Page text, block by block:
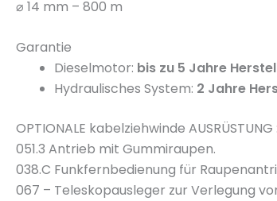
⌀ 14 mm – 800 m
Garantie
Dieselmotor: bis zu 5 Jahre
Hydraulisches System: 2 Jahre
OPTIONALE kabelziehwinde AUSRÜSTUNG :
051.3 Antrieb mit Gummiraupen.
038.C Funkfernbedienung für
067 – Teleskopausleger zur Verlegung